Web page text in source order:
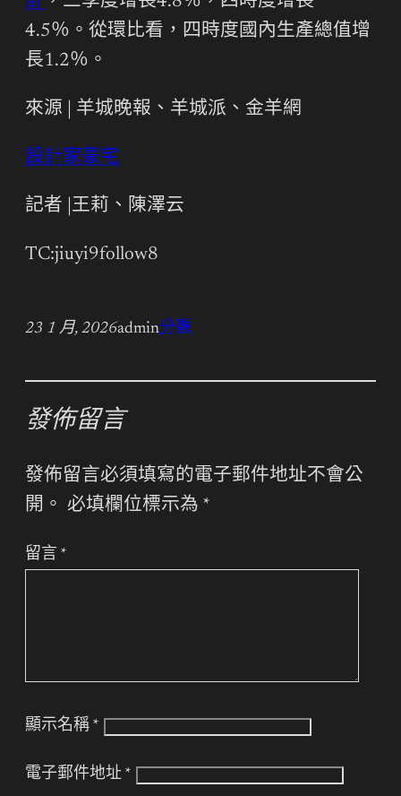
4.5％。從環比看，四時度國內生產總值增
長1.2％。
來源 | 羊城晚報、羊城派、金羊網
設計家豪宅
記者 |王莉、陳澤云
TC:jiuyi9follow8
23 1 月, 2026admin分數
發佈留言
發佈留言必須填寫的電子郵件地址不會公
開。 必填欄位標示為 *
留言 *
顯示名稱 *
電子郵件地址 *